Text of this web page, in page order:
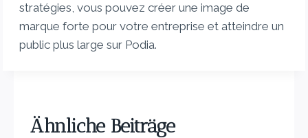
stratégies, vous pouvez créer une image de
marque forte pour votre entreprise et atteindre un
public plus large sur Podia.
Ähnliche Beiträge